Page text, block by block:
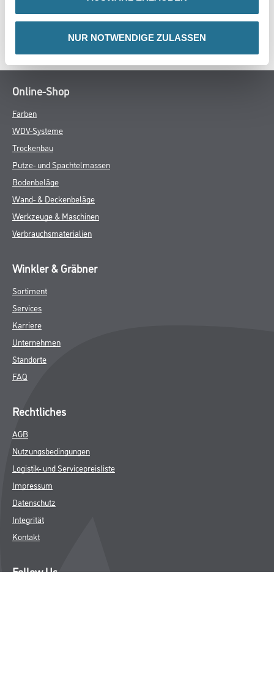
NUR NOTWENDIGE ZULASSEN
SPEZIFIKATIONEN
Online-Shop
Farben
WDV-Systeme
Trockenbau
Putze- und Spachtelmassen
Bodenbeläge
Wand- & Deckenbeläge
Werkzeuge & Maschinen
Verbrauchsmaterialien
Winkler & Gräbner
Sortiment
Services
Karriere
Unternehmen
Standorte
FAQ
Rechtliches
AGB
Nutzungsbedingungen
Logistik- und Servicepreisliste
Impressum
Datenschutz
Integrität
Kontakt
Follow Us